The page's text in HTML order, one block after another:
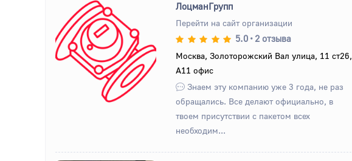
Назад Вперед
ЛоцманГрупп
Перейти на сайт организации
5.0 • 2 отзыва
Москва, Золоторожский Вал улица, 11 ст26,
А11 офис
Знаем эту компанию уже 3 года, не раз
обращались. Все делают официально, в
твоем присутствии с пакетом всех
необходим...